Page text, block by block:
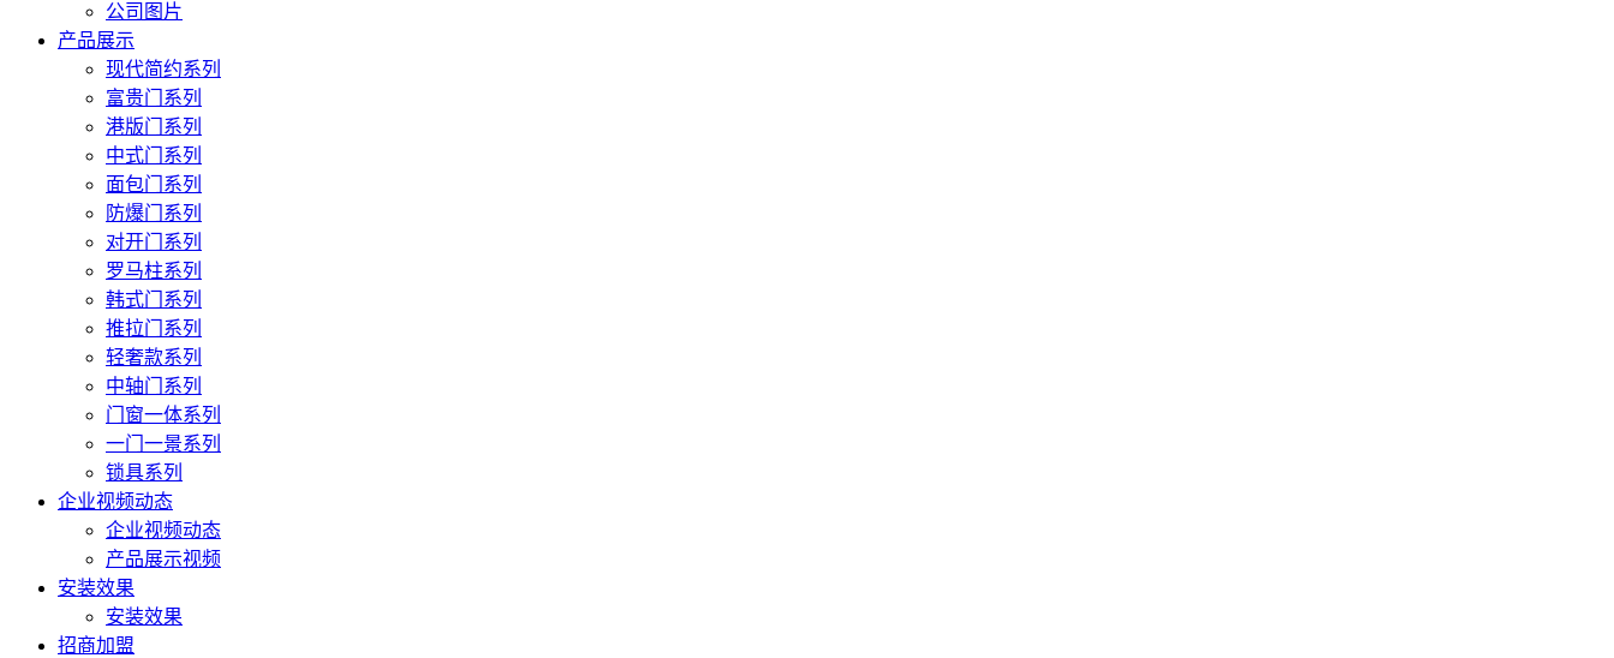
公司图片
产品展示
现代简约系列
富贵门系列
港版门系列
中式门系列
面包门系列
防爆门系列
对开门系列
罗马柱系列
韩式门系列
推拉门系列
轻奢款系列
中轴门系列
门窗一体系列
一门一景系列
锁具系列
企业视频动态
企业视频动态
产品展示视频
安装效果
安装效果
招商加盟